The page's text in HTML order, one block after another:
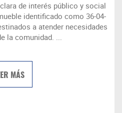
de interés público y social
identificado como 36-04-
a atender necesidades
la comunidad. ...
MÁS